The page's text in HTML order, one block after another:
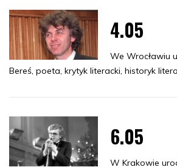
4.05
We Wrocławiu
Bereś, poeta, krytyk literacki, historyk
6.05
W Krakowie